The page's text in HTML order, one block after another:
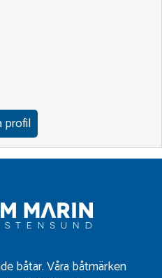
profil
båtar. Våra båtmärken